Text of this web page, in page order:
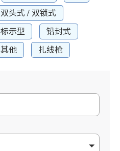
双头式 / 双锁式
标示型
铅封式
其他 扎线枪